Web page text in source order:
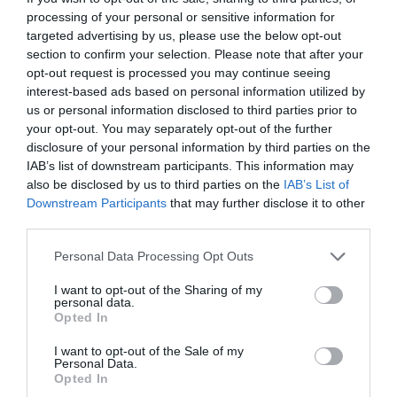
processing of your personal or sensitive information for
targeted advertising by us, please use the below opt-out
section to confirm your selection. Please note that after your
opt-out request is processed you may continue seeing
interest-based ads based on personal information utilized by
us or personal information disclosed to third parties prior to
your opt-out. You may separately opt-out of the further
disclosure of your personal information by third parties on the
IAB’s list of downstream participants. This information may
also be disclosed by us to third parties on the IAB’s List of
Downstream Participants that may further disclose it to other
Personal Data Processing Opt Outs
I want to opt-out of the Sharing of my
personal data.
Opted In
I want to opt-out of the Sale of my
Personal Data.
Opted In
así contribuir a optimizar los resultados de los
medicamentos, también tendremos que asumir nuestra
responsabilidad y ser consecuentes ante el presente
que se nos avecina. Porque no es el futuro el que viene,
es el presente el que nos ha abofeteado en la cara y nos
ha tumbado en la lona, nuestro hábitat natural durante
la pandemia.
Algunos hemos sentido que la pandemia nos ha abierto
desde nuestra ventana ese mundo que nuestro
ensimismamiento no nos permitía ver. Quizá lo que ha
ocurrido sea que la bajada brusca de la contaminación
nos ha permitido otear el horizonte. Porque lo que
podemos ver en el horizonte ya estaba allí, siempre
estuvo allí. Pero ahora lo vemos y podemos caminar en